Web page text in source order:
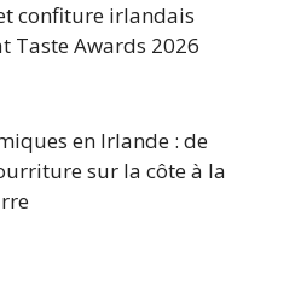
confiture irlandais
Taste Awards 2026
en Irlande : de
sur la côte à la